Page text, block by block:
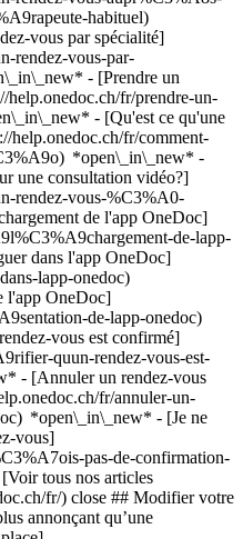
habituel)
vous par spécialité]
rendez-vous-par-
- [Prendre un
help.onedoc.ch/fr/prendre-un-
- [Qu'est ce qu'une
help.onedoc.ch/fr/comment-
*open\_in\_new* -
une consultation vidéo?]
rendez-vous-%C3%A0-
de l'app OneDoc]
de-lapp-
dans l'app OneDoc]
lapp-onedoc)
l'app OneDoc]
de-lapp-onedoc)
patients](https://www.onedoc.ch/assets/images/icons/new-patients.svg)Accepte les nouveaux patients [Réserver un RDV](https://www.onedoc.ch/fr/chirurgien-plasticien-et-esthetique/lausanne/pcyhe/dr-michele-zanzi) Expertises:[Blépharoplastie | Chirurgie des paupières](https://www.onedoc.ch/fr/blepharoplastie-chirurgie-des-paupieres/lausanne), [Lifting visage](https://www.onedoc.ch/fr/lifting-visage/lausanne), [Implant mammaire | Augmentation mammaire](https://www.onedoc.ch/fr/implant-mammaire-augmentation-mammaire/lausanne), [Abdominoplastie | Chirurgie abdominale](https://www.onedoc.ch/fr/abdominoplastie-chirurgie-abdominale/lausanne), [Lipoaspiration | Liposuccion](https://www.onedoc.ch/fr/lipoaspiration-liposuccion/lausanne), [Réduction mammaire](https://www.onedoc.ch/fr/reduction-mammaire/lausanne), [Injection de plasma riche en plaquettes | PRP | Vampire Lift](https://www.onedoc.ch/fr/injection-de-plasma-riche-en-plaquettes-prp-vampire-lift/lausanne)Voir plus *chevron\_left* lun. 03 août *chevron\_right* Voir plus de rendez-vous *error\_outline* Une erreur s'est produite lors du chargement des disponibilités [Réessayer](https://www.onedoc.ch) Expertises:[Blépharoplastie | Chirurgie des paupières](https://www.onedoc.ch/fr/blepharoplastie-chirurgie-des-paupieres/lausanne), [Lifting visage](https://www.onedoc.ch/fr/lifting-visage/lausanne), [Implant mammaire | Augmentation mammaire](https://www.onedoc.ch/fr/implant-mammaire-augmentation-mammaire/lausanne), [Abdominoplastie | Chirurgie abdominale](https://www.onedoc.ch/fr/abdominoplastie-chirurgie-abdominale/lausanne), [Lipoaspiration | Liposuccion](https://www.onedoc.ch/fr/lipoaspiration-liposuccion/lausanne), [Réduction mammaire](https://www.onedoc.ch/fr/reduction-mammaire/lausanne), [Injection de plasma riche en plaquettes | PRP | Vampire Lift](https://www.onedoc.ch/fr/injection-de-plasma-riche-en-plaquettes-prp-vampire-lift/lausanne)Voir plus [![Dr. med. Nicolas Chami, chirurgien plasticien et esthétique à Lausanne](https://assets.onedoc.ch/images/users/7f26d06752da7c2da1acfd57dbac6d12aacd5bde383b5239b6a0c6e683de5af8-small.jpg "Dr. med. Nicolas Chami, chirurgien plasticien et esthétique à Lausanne")](https://www.onedoc.ch/fr/chirurgien-plasticien-et-esthetique/lausanne/pcn41/dr-med-nicolas-chami) ### [Dr. med. Nicolas Chami](https://www.onedoc.ch/fr/chirurgien-plasticien-et-esthetique/lausanne/pcn41/dr-med-nicolas-chami) ![Badge indiquant un profil vérifié](https://www.onedoc.ch/assets/images/icons/checkmark.svg) [Chirurgien plasticien et esthétique](https://www.onedoc.ch/fr/chirurgien-plasticien-et-esthetique/lausanne), Spécialiste en médecine esthétique Cabinet Dr. Chami Nicolas Rue du Midi 12 1003 Lausanne ![Icône patient avec un signe plus annonçant que le professionnel accepte de nouveaux patients](https://www.onedoc.ch/assets/images/icons/new-patients.svg)Accepte les nouveaux patients [Réserver un RDV](https://www.onedoc.ch/fr/chirurgien-plasticien-et-esthetique/lausanne/pcn41/dr-med-nicolas-chami) Expertises:[Blépharoplastie | Chirurgie des paupières](https://www.onedoc.ch/fr/blepharoplastie-chirurgie-des-paupieres/lausanne), [Radiofréquence](https://www.onedoc.ch/fr/radiofrequence/lausanne), [Injection de toxine botulique](https://www.onedoc.ch/fr/injection-de-toxine-botulique/lausanne), [Injection d'acide hyaluronique](https://www.onedoc.ch/fr/injection-d-acide-hyaluronique/lausanne), [Injection de plasma riche en plaquettes | PRP | Vampire Lift](https://www.onedoc.ch/fr/injection-de-plasma-riche-en-plaquettes-prp-vampire-lift/lausanne), [Implant mammaire | Augmentation mammaire](https://www.onedoc.ch/fr/implant-mammaire-augmentation-mammaire/lausanne), [Reconstruction mammaire](https://www.onedoc.ch/fr/reconstruction-mammaire/lausanne), [Lipoaspiration | Liposuccion](https://www.onedoc.ch/fr/lipoaspiration-liposuccion/lausanne), [Otoplastie | Chirurgie des oreilles décollées](https://www.onedoc.ch/fr/otoplastie-chirurgie-des-oreilles-decollees/lausanne), [Lifting visage](https://www.onedoc.ch/fr/lifting-visage/lausanne), [Rhinoplastie | Chirurgie du nez](https://www.onedoc.ch/fr/rhinoplastie-chirurgie-du-nez/lausanne)Voir plus *chevron\_left* lun. 03 août *chevron\_right* Voir plus de rendez-vous *error\_outline* Une erreur s'est produite lors du chargement des disponibilités [Réessayer](https://www.onedoc.ch) Expertises:[Blépharoplastie | Chirurgie des paupières](https://www.onedoc.ch/fr/blepharoplastie-chirurgie-des-paupieres/lausanne), [Radiofréquence](https://www.onedoc.ch/fr/radiofrequence/lausanne), [Injection de toxine botulique](https://www.onedoc.ch/fr/injection-de-toxine-botulique/lausanne), [Injection d'acide hyaluronique](https://www.onedoc.ch/fr/injection-d-acide-hyaluronique/lausanne), [Injection de plasma riche en plaquettes | PRP | Vampire Lift](https://www.onedoc.ch/fr/injection-de-plasma-riche-en-plaquettes-prp-vampire-lift/lausanne), [Implant mammaire | Augmentation mammaire](https://www.onedoc.ch/fr/implant-mammaire-augmentation-mammaire/lausanne), [Reconstruction mammaire](https://www.onedoc.ch/fr/reconstruction-mammaire/lausanne), [Lipoaspiration | Liposuccion](https://www.onedoc.ch/fr/lipoaspiration-liposuccion/lausanne), [Otoplastie | Chirurgie des oreilles décollées](https://www.onedoc.ch/fr/otoplastie-chirurgie-des-oreilles-decollees/lausanne), [Lifting visage](https://www.onedoc.ch/fr/lifting-visage/lausanne), [Rhinoplastie | Chirurgie du nez](https://www.onedoc.ch/fr/rhinoplastie-chirurgie-du-nez/lausanne)Voir plus [![Dr. Gianluca Sapino, chirurgien plasticien et esthétique à Lausanne](https://assets.onedoc.ch/images/users/3f9dc8e76136290a9d4cd1ed4f54f11c327efdbff990e7c159efebebbcfb60d4-small.jpg "Dr. Gianluca Sapino, chirurgien plasticien et esthétique à Lausanne")](https://www.onedoc.ch/fr/chir